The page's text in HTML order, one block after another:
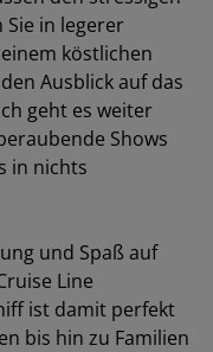
in legerer
köstlichen
Ausblick auf das
geht es weiter
Shows
in nichts
und Spaß auf
Line
ist damit perfekt
bis hin zu Familien